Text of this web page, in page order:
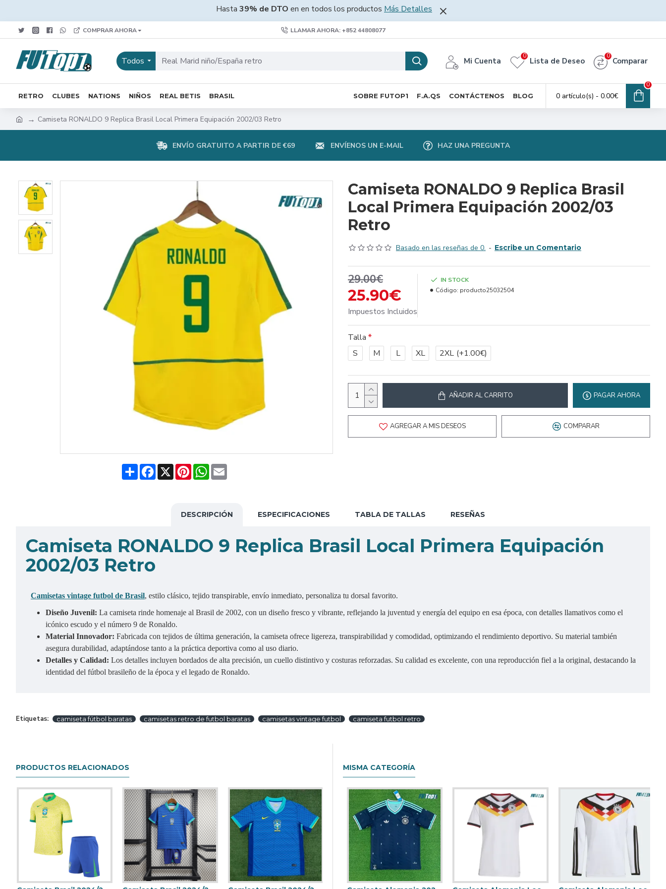
Hasta 39% de DTO en en todos los productos Más Detalles
COMPRAR AHORA LLAMAR AHORA: +852 44808077
Todos Mi Cuenta Lista de Deseo
0
Comparar
0
RETRO CLUBES NATIONS NIÑOS REAL BETIS BRASIL SOBRE FUTOP1 F.A.QS CONTÁCTENOS BLOG 0 artículo(s) - 0.00€
0
Camiseta RONALDO 9 Replica Brasil Local Primera Equipación 2002/03 Retro
ENVÍO GRATUITO A PARTIR DE €69 ENVÍENOS UN E-MAIL HAZ UNA PREGUNTA
ShareFacebook
X PinterestWhatsApp
Email
Camiseta RONALDO 9 Replica Brasil
Local Primera Equipación 2002/03
Retro
Basado en las reseñas de 0. - Escribe un Comentario
25.90€
29.00€
Impuestos Incluidos
IN STOCK
Código: producto25032504
Talla
S
M L XL 2XL (+1.00€)
AÑADIR AL CARRITO PAGAR AHORA
AGREGAR A MIS DESEOS COMPARAR
DESCRIPCIÓN ESPECIFICACIONES TABLA DE TALLAS RESEÑAS
Camiseta RONALDO 9 Replica Brasil Local Primera Equipación
2002/03 Retro
Camisetas vintage futbol de Brasil, estilo clásico, tejido transpirable, envío inmediato, personaliza tu dorsal favorito.
Diseño Juvenil: La camiseta rinde homenaje al Brasil de 2002, con un diseño fresco y vibrante, reflejando la juventud y energía del equipo en esa época, con detalles llamativos como el
icónico escudo y el número 9 de Ronaldo.
Material Innovador: Fabricada con tejidos de última generación, la camiseta ofrece ligereza, transpirabilidad y comodidad, optimizando el rendimiento deportivo. Su material también
asegura durabilidad, adaptándose tanto a la práctica deportiva como al uso diario.
Detalles y Calidad: Los detalles incluyen bordados de alta precisión, un cuello distintivo y costuras reforzadas. Su calidad es excelente, con una reproducción fiel a la original, destacando la
identidad del fútbol brasileño de la época y el legado de Ronaldo.
Etiquetas: camiseta fútbol baratas camisetas retro de futbol baratas camisetas vintage futbol camiseta futbol retro
PRODUCTOS RELACIONADOS MISMA CATEGORÍA